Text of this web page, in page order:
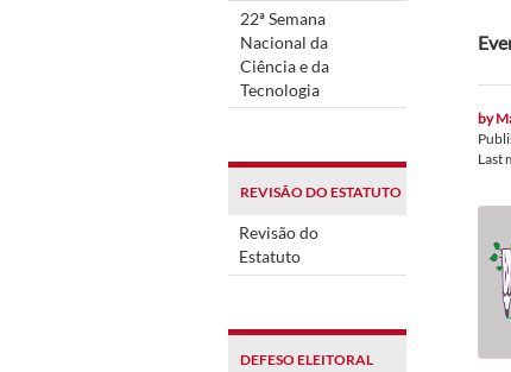
22ª Semana
Nacional da
Ciência e da
Tecnologia
REVISÃO DO ESTATUTO
Revisão do
Estatuto
DEFESO ELEITORAL
by
Last